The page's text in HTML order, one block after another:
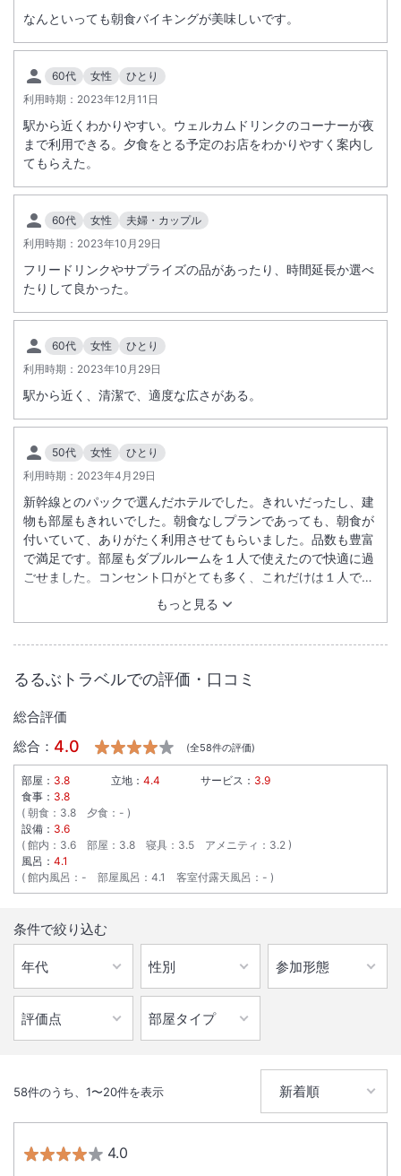
なんといっても朝食バイキングが美味しいです。
60代 女性
ひとり
利用時期： 2023年12月11日
駅から近くわかりやすい。ウェルカムドリンクのコーナーが夜
まで利用できる。夕食をとる予定のお店をわかりやすく案内し
てもらえた。
60代 女性
夫婦・カップル
利用時期： 2023年10月29日
フリードリンクやサプライズの品があったり、時間延長か選べ
たりして良かった。
60代 女性
ひとり
利用時期： 2023年10月29日
駅から近く、清潔で、適度な広さがある。
50代 女性
ひとり
利用時期： 2023年4月29日
もっと見る
新幹線とのパックで選んだホテルでした。きれいだったし、建
物も部屋もきれいでした。朝食なしプランであっても、朝食が
付いていて、ありがたく利用させてもらいました。品数も豊富
で満足です。部屋もダブルルームを１人で使えたので快適に過
ごせました。コンセント口がとても多く、これだけは１人では
使いきれないのが惜しかったぐらいです。全国に系列があるよ
うなので、今後の参考にしたいと思いました。
るるぶトラベルでの評価・口コミ
総合評価
総合： 4.0 (全58件の評価)
部屋： 3.8 立地： 4.4 サービス： 3.9
食事： 3.8
朝食 ： 3.8 夕食 ： -
設備： 3.6
館内 ： 3.6 部屋 ： 3.8 寝具 ： 3.5 アメニティ ： 3.2
風呂： 4.1
館内風呂 ： - 部屋風呂 ： 4.1 客室付露天風呂 ： -
条件で絞り込む
58件のうち、 1〜20件を表示
4.0